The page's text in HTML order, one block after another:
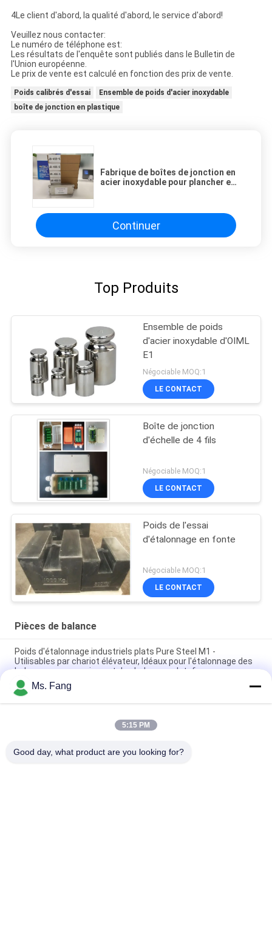
4Le client d'abord, la qualité d'abord, le service d'abord!
Veuillez nous contacter:
Le numéro de téléphone est:
Les résultats de l'enquête sont publiés dans le Bulletin de
l'Union européenne.
Le prix de vente est calculé en fonction des prix de vente.
Poids calibrés d'essai
Ensemble de poids d'acier inoxydable
boîte de jonction en plastique
Fabrique de boîtes de jonction en
acier inoxydable pour plancher et
Continuer
Top Produits
Ensemble de poids
d'acier inoxydable d'OIML
E1
Négociable MOQ:1
LE CONTACT
Boîte de jonction
d'échelle de 4 fils
Négociable MOQ:1
LE CONTACT
Poids de l'essai
d'étalonnage en fonte
Négociable MOQ:1
LE CONTACT
Pièces de balance
Poids d'étalonnage industriels plats Pure Steel M1 -
Utilisables par chariot élévateur, Idéaux pour l'étalonnage des
balances pour camions et des balances plateformes
Poids en fer forgé de haute qualité 500 kg 1000 kg 2000 kg
Poids en fer forgé plat rectangulaire Noir classe M1 Prix bas
Contrôle des processus industriels Utilisation de boîte de
Ms. Fang
5:15 PM
Good day, what product are you looking for?